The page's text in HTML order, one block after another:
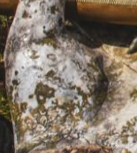
wir Ihnen, die
zu erkunden.
und
aufzusaugen.